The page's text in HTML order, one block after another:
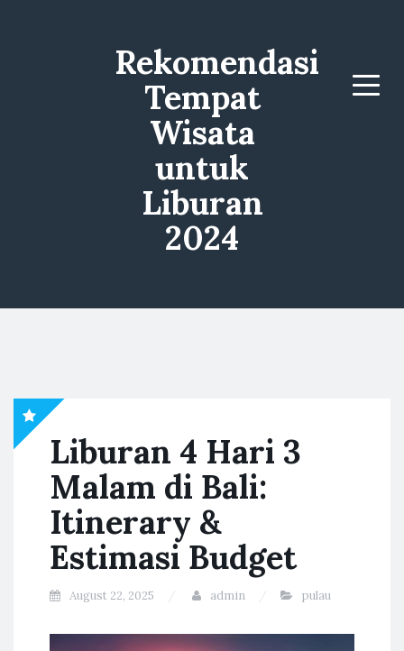
Rekomendasi
Tempat
Wisata
untuk
Liburan
2024
Menu
Liburan 4 Hari 3
Malam di Bali:
Itinerary &
Estimasi Budget
August 22, 2025 admin pulau